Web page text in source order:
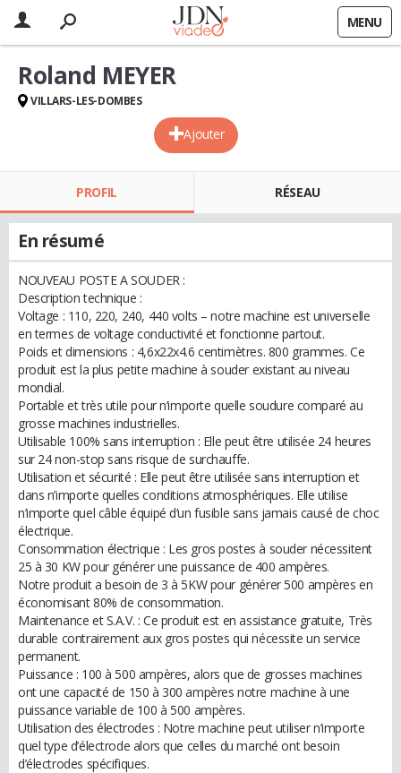
MENU
Ajouter
Roland MEYER
VILLARS-LES-DOMBES
PROFIL RÉSEAU
En résumé
NOUVEAU POSTE A SOUDER :
Description technique :
Voltage : 110, 220, 240, 440 volts – notre machine est universelle
en termes de voltage conductivité et fonctionne partout.
Poids et dimensions : 4,6x22x4.6 centimètres. 800 grammes. Ce
produit est la plus petite machine à souder existant au niveau
mondial.
Portable et très utile pour n’importe quelle soudure comparé au
grosse machines industrielles.
Utilisable 100% sans interruption : Elle peut être utilisée 24 heures
sur 24 non-stop sans risque de surchauffe.
Utilisation et sécurité : Elle peut être utilisée sans interruption et
dans n’importe quelles conditions atmosphériques. Elle utilise
n’importe quel câble équipé d’un fusible sans jamais causé de choc
électrique.
Consommation électrique : Les gros postes à souder nécessitent
25 à 30 KW pour générer une puissance de 400 ampères.
Notre produit a besoin de 3 à 5KW pour générer 500 ampères en
économisant 80% de consommation.
Maintenance et S.A.V. : Ce produit est en assistance gratuite, Très
durable contrairement aux gros postes qui nécessite un service
permanent.
Puissance : 100 à 500 ampères, alors que de grosses machines
ont une capacité de 150 à 300 ampères notre machine à une
puissance variable de 100 à 500 ampères.
Utilisation des électrodes : Notre machine peut utiliser n’importe
quel type d’électrode alors que celles du marché ont besoin
d’électrodes spécifiques.